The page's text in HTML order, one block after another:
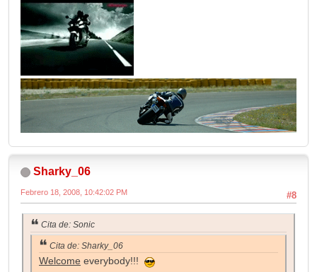
Sharky_06
#8
Febrero 18, 2008, 10:42:02 PM
Cita de: Sonic
Cita de: Sharky_06
Welcome everybody!!!